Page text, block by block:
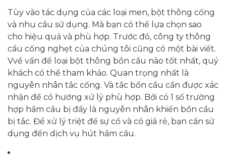
Tùy vào tác dụng của các loại men, bột thông cống
và nhu cầu sử dụng. Mà bạn có thể lựa chọn sao
cho hiệu quả và phù hợp. Trước đó, công ty thông
cầu cống nghẹt của chúng tôi cũng có một bài viết.
Vvề vấn đề loại bột thông bồn cầu nào tốt nhất, quý
khách có thể tham khảo. Quan trọng nhất là
nguyên nhân tắc cống. Và tắc bồn cầu cần được xác
nhận để có hướng xử lý phù hợp. Bởi có 1 số trường
hợp hầm cầu bị đầy là nguyên nhân khiến bồn cầu
bị tắc. Để xử lý triệt để sự cố và có giá rẻ, bạn cần sử
dụng đến dịch vụ hút hầm cầu.